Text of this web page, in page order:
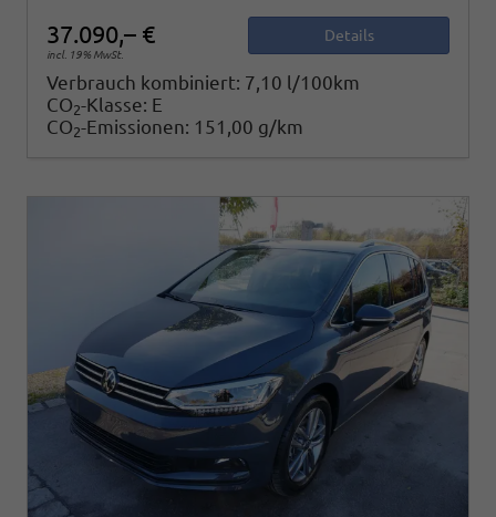
37.090,– €
incl. 19% MwSt.
Details
Verbrauch kombiniert: 7,10 l/100km
CO2-Klasse: E
CO2-Emissionen: 151,00 g/km